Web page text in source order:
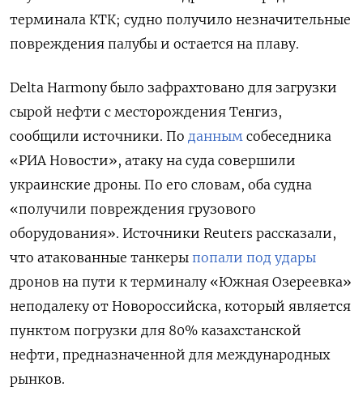
терминала КТК; судно получило незначительные
повреждения палубы и остается на плаву.
Delta Harmony было зафрахтовано для загрузки
сырой нефти с месторождения Тенгиз,
сообщили источники. По данным собеседника
«РИА Новости», атаку на суда совершили
украинские дроны. По его словам, оба судна
«получили повреждения грузового
оборудования». Источники Reuters рассказали,
что атакованные танкеры попали под удары
дронов на пути к терминалу «Южная Озереевка»
неподалеку от Новороссийска, который является
пунктом погрузки для 80% казахстанской
нефти, предназначенной для международных
рынков.